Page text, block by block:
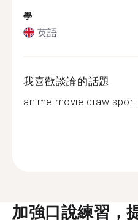
學
英語
我喜歡談論的話題
anime movie draw spor...
加強口說練習，